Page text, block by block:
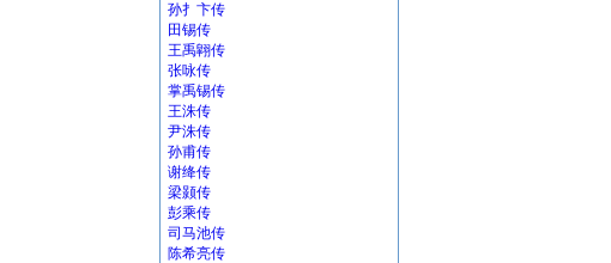
孙扌卞传
田锡传
王禹翶传
张咏传
掌禹锡传
王洙传
尹洙传
孙甫传
谢绛传
梁颢传
彭乘传
司马池传
陈希亮传